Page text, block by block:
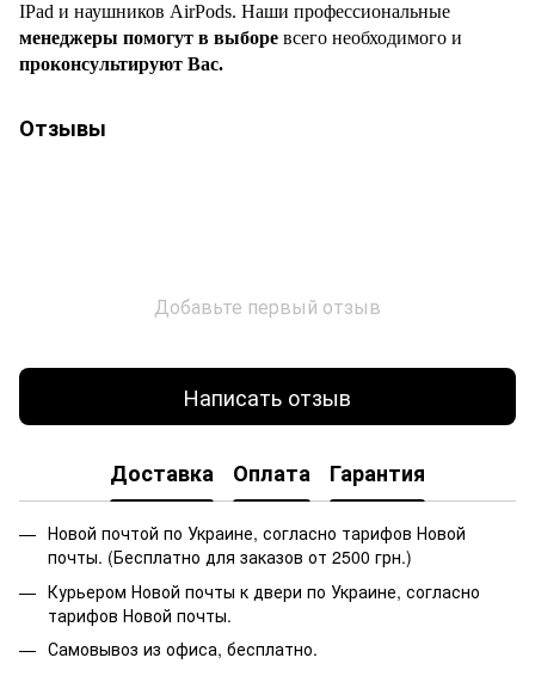
IPad и наушников AirPods. Наши профессиональные
менеджеры помогут в выборе всего необходимого и
проконсультируют Вас.
Отзывы
Добавьте первый отзыв
Написать отзыв
Доставка Оплата Гарантия
Новой почтой по Украине, согласно тарифов Новой
почты. (Бесплатно для заказов от 2500 грн.)
Курьером Новой почты к двери по Украине, согласно
тарифов Новой почты.
Самовывоз из офиса, бесплатно.